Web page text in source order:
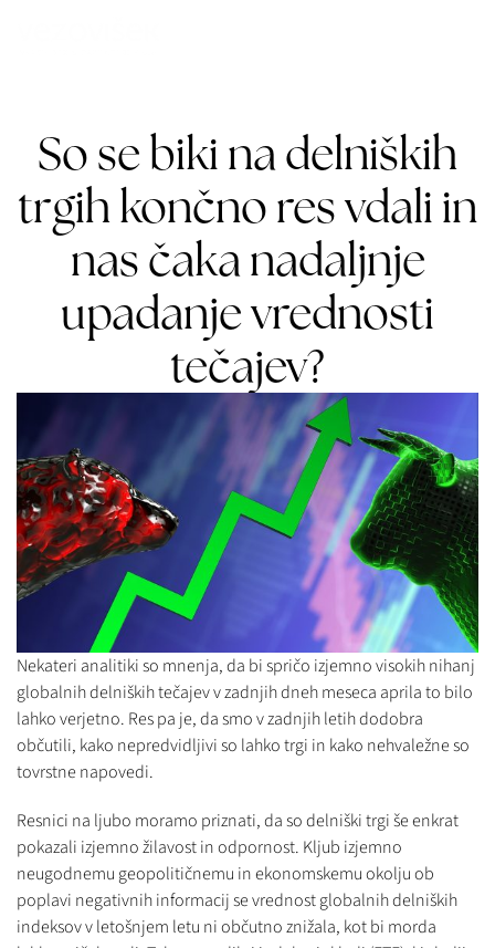
So se biki na delniških
trgih končno res vdali in
nas čaka nadaljnje
upadanje vrednosti
tečajev?
Nekateri analitiki so mnenja, da bi spričo izjemno visokih nihanj
globalnih delniških tečajev v zadnjih dneh meseca aprila to bilo
lahko verjetno. Res pa je, da smo v zadnjih letih dodobra
občutili, kako nepredvidljivi so lahko trgi in kako nehvaležne so
tovrstne napovedi.
Resnici na ljubo moramo priznati, da so delniški trgi še enkrat
pokazali izjemno žilavost in odpornost. Kljub izjemno
neugodnemu geopolitičnemu in ekonomskemu okolju ob
poplavi negativnih informacij se vrednost globalnih delniških
indeksov v letošnjem letu ni občutno znižala, kot bi morda